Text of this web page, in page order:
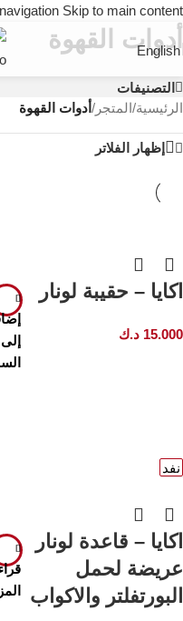
Skip to main content
English
أدوات القهوة
التصنيفات
الرئيسية/المتجر /أدوات القهوة
إظهار الفلاتر
إلى
اكايا – حقيبة لونار
15.000 د.ك
نفد
اكايا – قاعدة لونار
عريضة لحمل
البورتفلتر والاكواب